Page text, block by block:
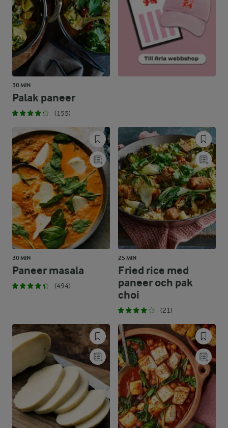
30 MIN
Palak paneer
(155)
30 MIN
Paneer masala
(494)
25 MIN
Fried rice med
paneer och pak
choi
(21)